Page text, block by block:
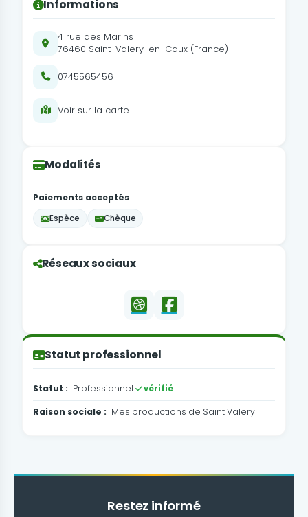
Informations
4 rue des Marins
76460 Saint-Valery-en-Caux (France)
0745565456
Voir sur la carte
Modalités
Paiements acceptés
Espèce
Chèque
Réseaux sociaux
Statut professionnel
Statut : Professionnel vérifié
Raison sociale : Mes productions de Saint Valery
Restez informé